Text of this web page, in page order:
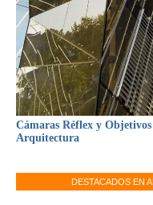
Cámaras Réflex y
Arquitectura
DESTACADOS EN